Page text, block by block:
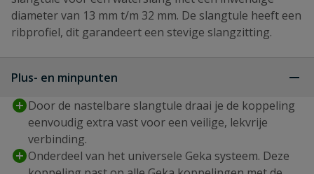
diameter van 13 mm t/m 32 mm. De slangtule heeft een
ribprofiel, dit garandeert een stevige slangzitting.
Plus- en minpunten
Door de nastelbare slangtule draai je de koppeling
eenvoudig extra vast voor een veilige, lekvrije
verbinding.
Onderdeel van het universele Geka systeem. Deze